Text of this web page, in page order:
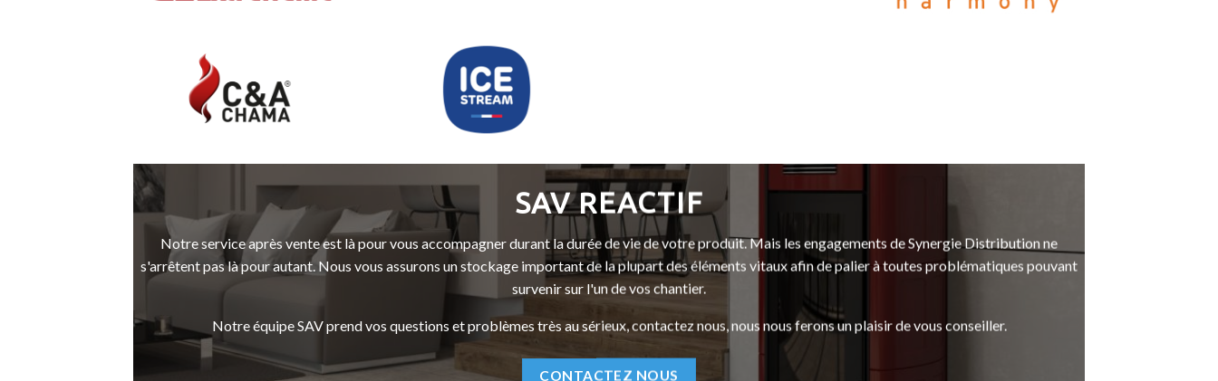
SAV REACTIF
Notre service après vente est là pour vous accompagner durant la durée de vie de votre produit. Mais les engagements de Synergie Distribution ne
s'arrêtent pas là pour autant. Nous vous assurons un stockage important de la plupart des éléments vitaux afin de palier à toutes problématiques pouvant
survenir sur l'un de vos chantier.
Notre équipe SAV prend vos questions et problèmes très au sérieux, contactez nous, nous nous ferons un plaisir de vous conseiller.
CONTACTEZ NOUS